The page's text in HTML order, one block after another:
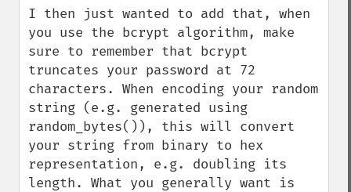
I then just wanted to add that, when
you use the bcrypt algorithm, make
sure to remember that bcrypt
truncates your password at 72
characters. When encoding your random
string (e.g. generated using
random_bytes()), this will convert
your string from binary to hex
representation, e.g. doubling its
length. What you generally want is